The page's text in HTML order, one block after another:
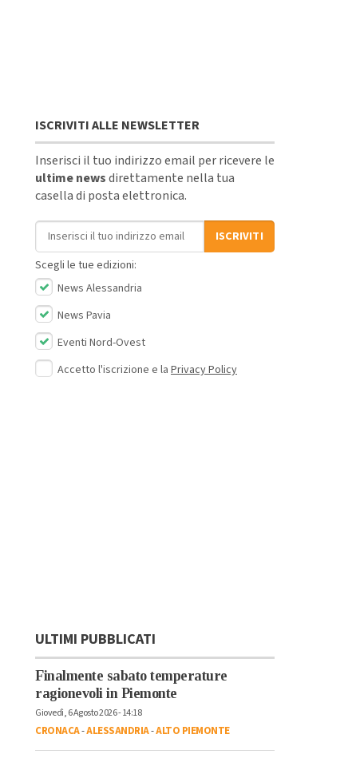
ISCRIVITI ALLE NEWSLETTER
Inserisci il tuo indirizzo email per ricevere le
ultime newsdirettamente nella tua
casella di posta elettronica.
Indirizzo email
ISCRIVITI
Scegli le tue edizioni:
News Alessandria
News Pavia
Eventi Nord-Ovest
Accetto l'iscrizione e la Privacy Policy
ULTIMI PUBBLICATI
Finalmente sabato temperature
ragionevoli in Piemonte
Giovedì, 6 Agosto 2026 - 14:18
CRONACA-ALESSANDRIA-ALTO PIEMONTE